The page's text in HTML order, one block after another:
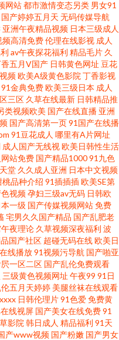
8 九九有精品 日本操逼逼 91传媒
网站都市激情变态另类 男女91
国产婷婷五月天 无码传媒导航
亚洲午夜精品视频 日本三级成人
频高清免费伦理在线影视 成人
av午夜探花福利 精品毛片 久
五月V国产 日韩黄色网址 豆花
频欧美A级黄色影院 丁香影视
91金典免费欧美三级日本 成人
三区 久草在线最新 日韩精品推
类视频欧美 国产在线直播 亚洲
国产高清第一页91国产在线播
91豆花成人 哪里有A片网址
成人国产无线视欧美日韩性生活
站免费 国产精品100091九色
堂 久久成人亚洲 日本中文视频
桃品种介绍 91插插插欧美SE第
视频孕妇三级av无码 日韩欧
本一级 国产传媒视频网站免费
宅男久久国产精品 国产乱肥老
夜理论 久草视频深夜福利 波
国产社区 超碰无码在线欧美日
线播放91视频污导航 国产啪亚
一区二区 国产乱伦免费观看
三级黄色视频网址 午夜99 91日
五月天婷婷 美腿丝袜在线观看
日韩伦理片91色爱免费黄
线视屏 国产美女在线免费91
影院 韩日成人 精品福利 91天
产www视频 国产粉嫩 国产男女